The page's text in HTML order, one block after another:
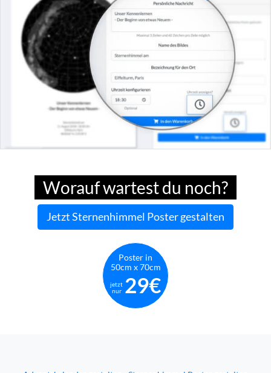
Worauf wartest du noch?
Jetzt Sternenhimmel Poster gestalten
Poster in
50cm x 70cm
jetzt
nur 29€